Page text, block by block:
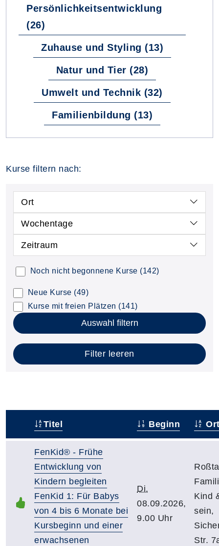
Persönlichkeitsentwicklung
(26)
Zuhause und Styling (13)
Natur und Tier (28)
Umwelt und Technik (32)
Familienbildung (13)
Kurse filtern nach:
Ort
Wochentage
Zeitraum
Noch nicht begonnene Kurse (142)
Neue Kurse (49)
Kurse mit freien Plätzen (141)
Auswahl filtern
Filter leeren
Titel Beginn
FenKid® - Frühe
Entwicklung von
Kindern begleiten
FenKid 1: Für Babys
von 4 bis 6 Monate bei
Kursbeginn und einer
erwachsenen
Di.
08.09.2026,
9.00 Uhr
Kind
sein,
Str.